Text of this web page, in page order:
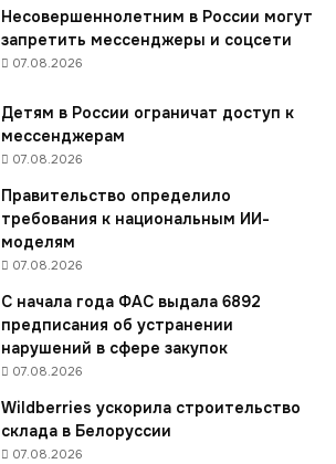
Несовершеннолетним в России могут
запретить мессенджеры и соцсети
07.08.2026
Детям в России ограничат доступ к
мессенджерам
07.08.2026
Правительство определило
требования к национальным ИИ-
моделям
07.08.2026
С начала года ФАС выдала 6892
предписания об устранении
нарушений в сфере закупок
07.08.2026
Wildberries ускорила строительство
склада в Белоруссии
07.08.2026